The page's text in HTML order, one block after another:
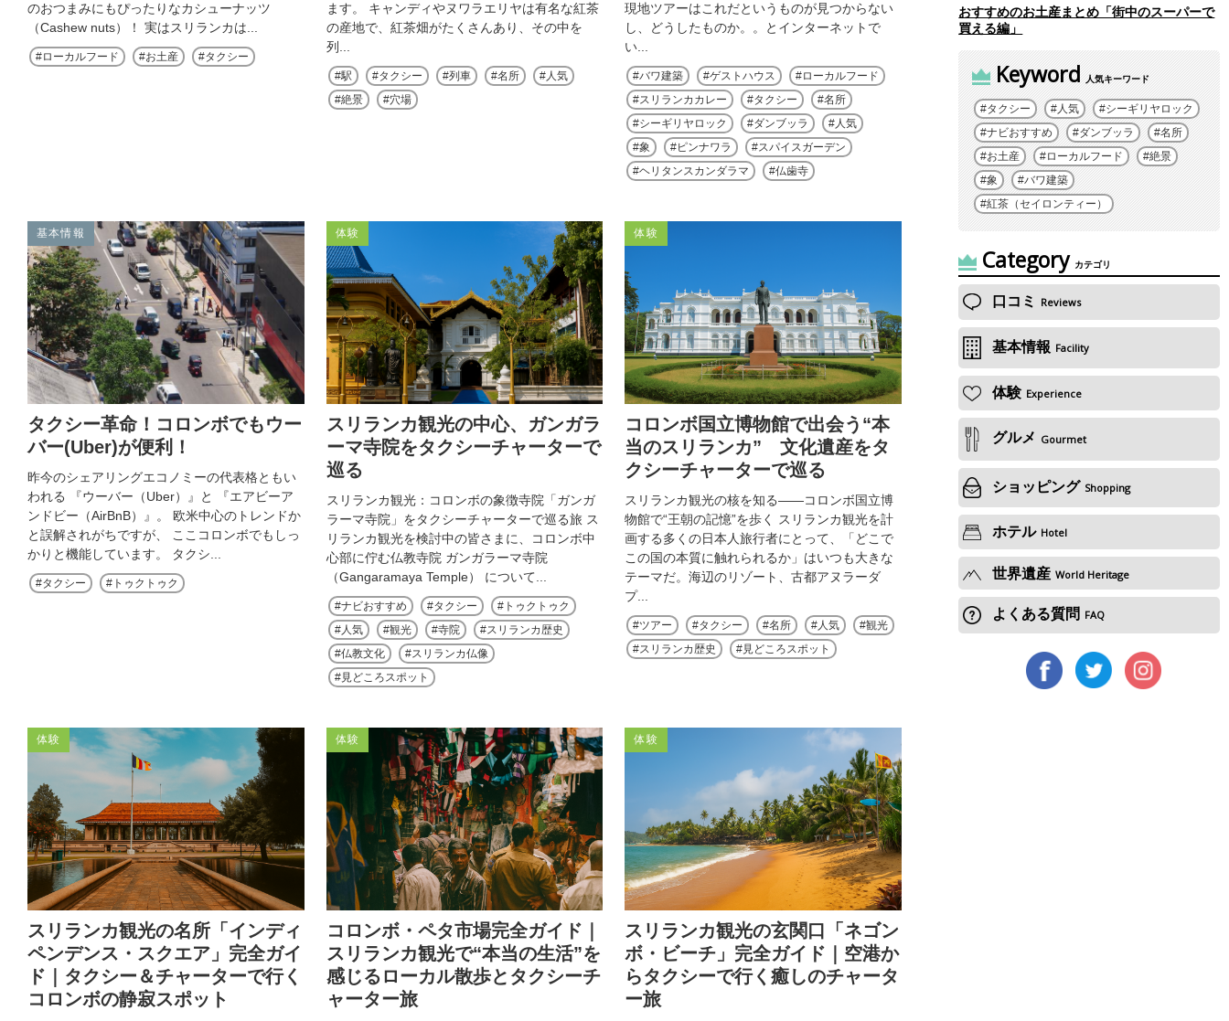
のおつまみにもぴったりなカシューナッツ
（Cashew nuts）！ 実はスリランカは...
ローカルフード お土産 タクシー
ます。 キャンディやヌワラエリヤは有名な紅茶
の産地で、紅茶畑がたくさんあり、その中を
列...
駅 タクシー 列車 名所
人気
絶景
穴場
現地ツアーはこれだというものが見つからない
し、どうしたものか。。とインターネットで
い...
バワ建築 ゲストハウス
ローカルフード
スリランカカレー
タクシー
名所
シーギリヤロック
ダンブッラ
人気
象
ピンナワラ
スパイスガーデン
ヘリタンスカンダラマ
仏歯寺
タクシー革命！コロンボでもウー
バー(Uber)が便利！
昨今のシェアリングエコノミーの代表格ともい
われる 『ウーバー（Uber）』と 『エアビーア
ンドビー（AirBnB）』。 欧米中心のトレンドか
と誤解されがちですが、 ここコロンボでもしっ
かりと機能しています。 タクシ...
基本情報
タクシー トゥクトゥク
スリランカ観光の中心、ガンガラ
ーマ寺院をタクシーチャーターで
巡る
スリランカ観光：コロンボの象徴寺院「ガンガ
ラーマ寺院」をタクシーチャーターで巡る旅 ス
リランカ観光を検討中の皆さまに、コロンボ中
心部に佇む仏教寺院 ガンガラーマ寺院
（Gangaramaya Temple） について...
体験
ナビおすすめ タクシー
トゥクトゥク
人気
観光 寺院
スリランカ歴史
仏教文化
スリランカ仏像
見どころスポット
コロンボ国立博物館で出会う“本
当のスリランカ” 文化遺産をタ
クシーチャーターで巡る
スリランカ観光の核を知る——コロンボ国立博
物館で“王朝の記憶”を歩く スリランカ観光を計
画する多くの日本人旅行者にとって、「どこで
この国の本質に触れられるか」はいつも大きな
テーマだ。海辺のリゾート、古都アヌラーダ
プ...
体験
ツアー タクシー 名所 人気
観光
スリランカ歴史
見どころスポット
スリランカ観光の名所「インディ
ペンデンス・スクエア」完全ガイ
ド｜タクシー＆チャーターで行く
コロンボの静寂スポット
体験
コロンボ・ペタ市場完全ガイド｜
スリランカ観光で“本当の生活”を
感じるローカル散歩とタクシーチ
ャーター旅
体験
スリランカ観光の玄関口「ネゴン
ボ・ビーチ」完全ガイド｜空港か
らタクシーで行く癒しのチャータ
ー旅
体験
おすすめのお土産まとめ「街中のスーパーで
買える編」
Keyword 人気キーワード
タクシー 人気
シーギリヤロック
ナビおすすめ
ダンブッラ
名所
お土産
ローカルフード
絶景
象
バワ建築
紅茶（セイロンティー）
Category カテゴリ
口コミ Reviews
基本情報 Facility
体験 Experience
グルメ Gourmet
ショッピング Shopping
ホテル Hotel
世界遺産 World Heritage
よくある質問 FAQ